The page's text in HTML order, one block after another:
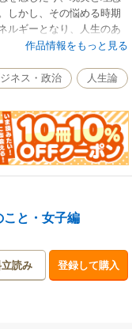
しかし、その悩める時期
ルギーとなり、人生のあ
校時代に不登校だった時
末に入部したソフトボー
るのではなく、どんなと
る道の役に立つと教えま
きに切り拓く素敵な人に
代から身につけるススメ
作品情報をもっと見る
ネス・政治 人生論
こと・女子編
読み 登録して購入